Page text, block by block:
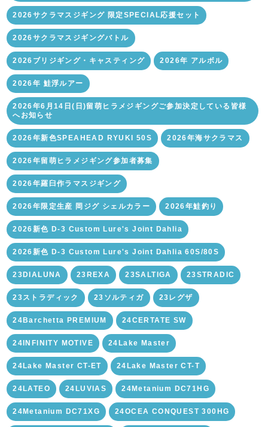
2026サクラマスジギング 限定SPECIAL応援セット
2026サクラマスジギングバトル
2026ブリジギング・キャスティング 2026年 アルボル
2026年 鮭浮ルアー
2026年6月14日(日)留萌ヒラメジギングご参加決定している皆様
へお知らせ
2026年新色SPEAHEAD RYUKI 50S 2026年海サクラマス
2026年留萌ヒラメジギング参加者募集
2026年羅臼作ラマスジギング
2026年限定生産 岡ジグ シェルカラー 2026年鮭釣り
2026新色 D-3 Custom Lure's Joint Dahlia
2026新色 D-3 Custom Lure's Joint Dahlia 60S/80S
23DIALUNA 23REXA 23SALTIGA 23STRADIC
23ストラディック 23ソルティガ 23レグザ
24Barchetta PREMIUM 24CERTATE SW
24INFINITY MOTIVE 24Lake Master
24Lake Master CT-ET 24Lake Master CT-T
24LATEO 24LUVIAS 24Metanium DC71HG
24Metanium DC71XG 24OCEA CONQUEST 300HG